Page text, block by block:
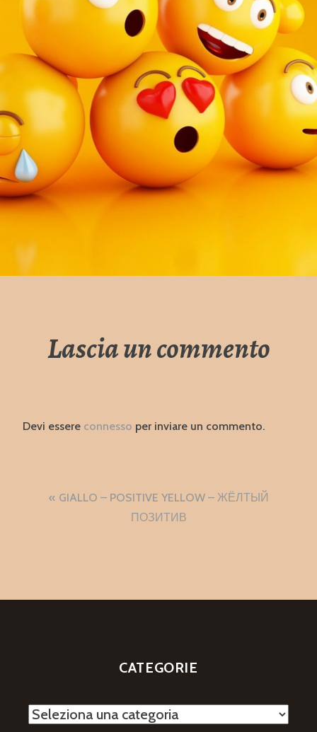
Lascia un commento
Devi essere connesso per inviare un commento.
Navigazione
GIALLO – POSITIVE YELLOW – ЖЁЛТЫЙ
ПОЗИТИВ
CATEGORIE
Categorie